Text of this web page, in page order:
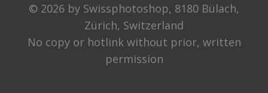
© 2026 by Swissphotoshop, 8180 Bülach,
Zürich, Switzerland
No copy or hotlink without prior, written
permission